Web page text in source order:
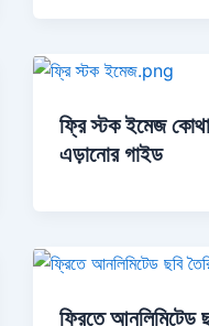
ফ্রি স্টক ইমেজ
এড়ানোর গাইড
ফ্রিতে আনলিমিটেড